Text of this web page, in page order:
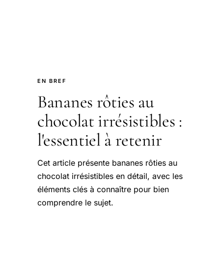
EN BREF
Bananes rôties au
chocolat irrésistibles :
l'essentiel à retenir
Cet article présente bananes rôties au
chocolat irrésistibles en détail, avec les
éléments clés à connaître pour bien
comprendre le sujet.